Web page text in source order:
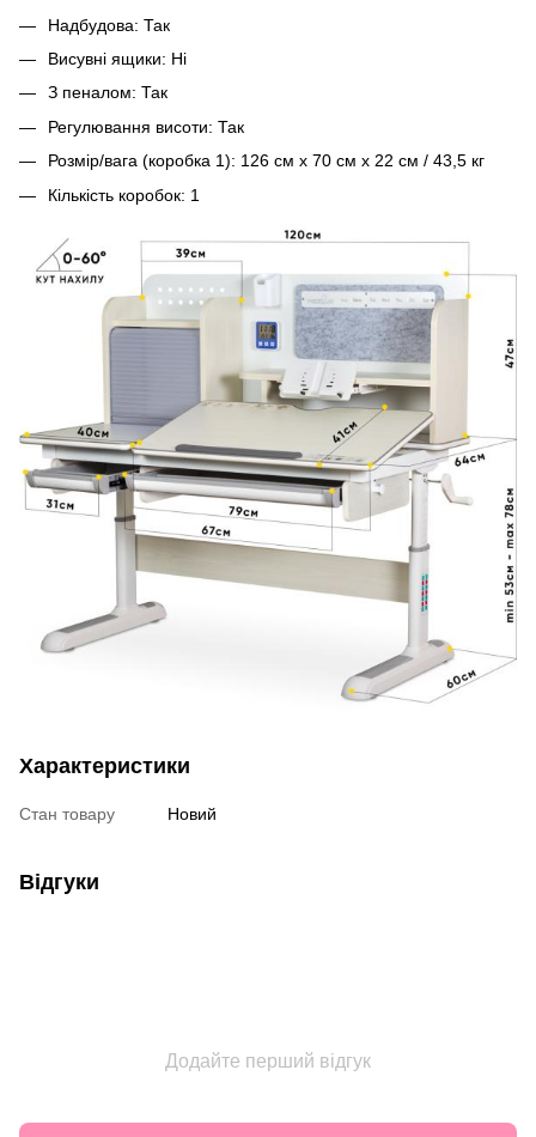
Надбудова: Так
Висувні ящики: Ні
З пеналом: Так
Регулювання висоти: Так
Розмір/вага (коробка 1): 126 см х 70 см х 22 см / 43,5 кг
Кількість коробок: 1
Характеристики
Стан товару Новий
Відгуки
Додайте перший відгук